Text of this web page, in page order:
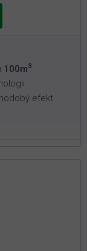
100m3
efekt